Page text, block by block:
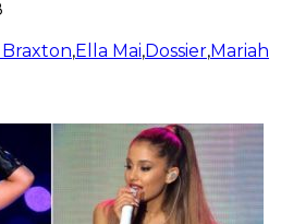
Braxton,Ella Mai,Dossier,Mariah